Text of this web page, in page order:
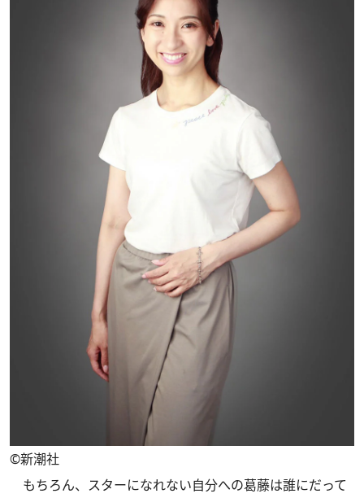
©︎新潮社
もちろん、スターになれない自分への葛藤は誰にだって